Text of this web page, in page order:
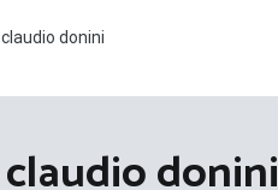
claudio donini
claudio donini